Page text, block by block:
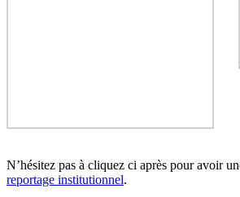
N’hésitez pas à cliquez ci après pour avoir
reportage institutionnel.